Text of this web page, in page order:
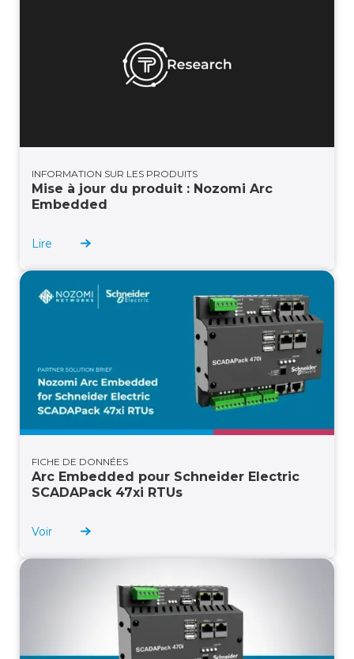
INFORMATION SUR LES PRODUITS
Mise à jour du produit : Nozomi Arc
Embedded
Lire
FICHE DE DONNÉES
Arc Embedded pour Schneider Electric
SCADAPack 47xi RTUs
Voir